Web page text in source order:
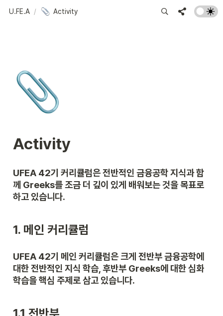
U.FE.A / Activity
📎
Activity
UFEA 42기 커리큘럼은 전반적인 금융공학 지식과 함
께 Greeks를 조금 더 깊이 있게 배워보는 것을 목표로
하고 있습니다.
1. 메인 커리큘럼
UFEA 42기 메인 커리큘럼은 크게 전반부 금융공학에
대한 전반적인 지식 학습, 후반부 Greeks에 대한 심화
학습을 핵심 주제로 삼고 있습니다.